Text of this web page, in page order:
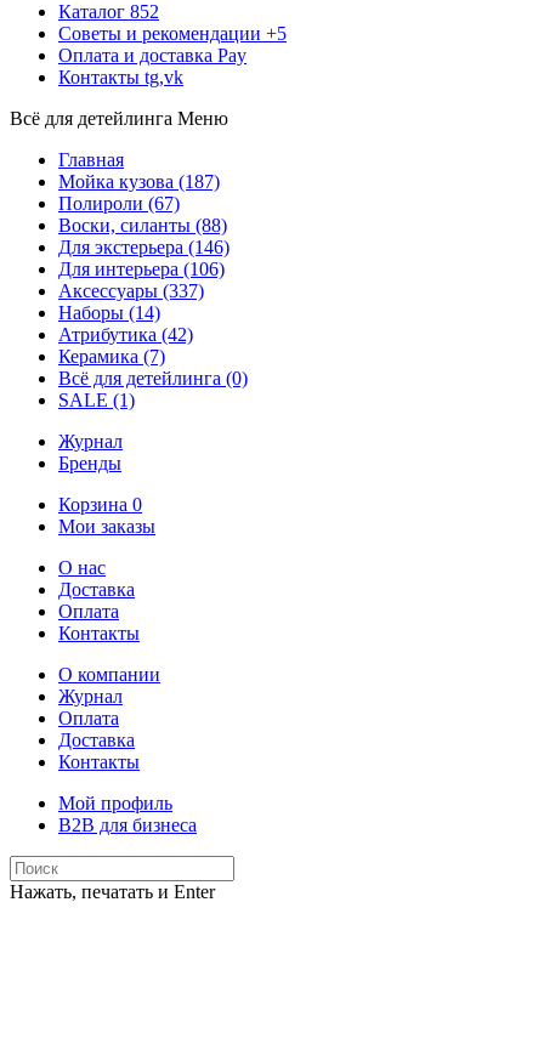
Каталог 852
Советы и рекомендации +5
Оплата и доставка Pay
Контакты tg,vk
Всё для детейлинга Меню
Главная
Мойка кузова (187)
Полироли (67)
Воски, силанты (88)
Для экстерьера (146)
Для интерьера (106)
Аксессуары (337)
Наборы (14)
Атрибутика (42)
Керамика (7)
Всё для детейлинга (0)
SALE (1)
Журнал
Бренды
Корзина 0
Мои заказы
О нас
Доставка
Оплата
Контакты
О компании
Журнал
Оплата
Доставка
Контакты
Мой профиль
B2B для бизнеса
Нажать, печатать и Enter